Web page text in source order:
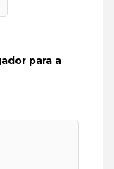
para a